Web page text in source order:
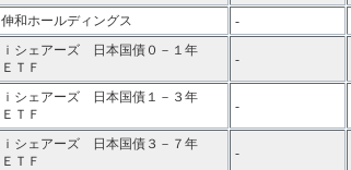
伸和ホールディングス -
ｉシェアーズ 日本国債０－１年
ＥＴＦ
-
ｉシェアーズ 日本国債１－３年
ＥＴＦ
-
ｉシェアーズ 日本国債３－７年
ＥＴＦ
-